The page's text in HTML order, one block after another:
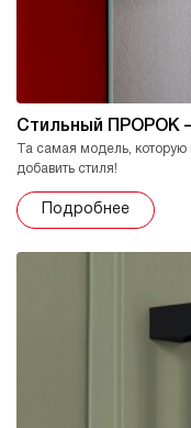
Стильный ПРОРОК
Та самая модель,
добавить стиля!
Подробнее